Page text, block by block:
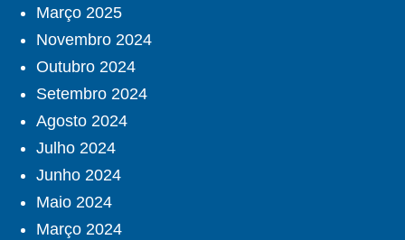
Março 2025
Novembro 2024
Outubro 2024
Setembro 2024
Agosto 2024
Julho 2024
Junho 2024
Maio 2024
Março 2024